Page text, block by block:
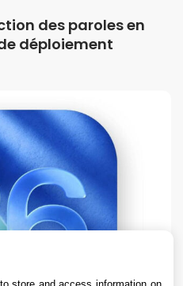
des paroles en
déploiement
to store and access information on